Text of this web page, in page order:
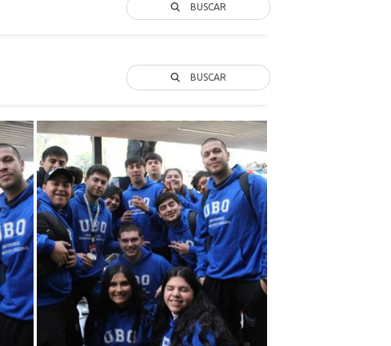
BUSCAR
BUSCAR